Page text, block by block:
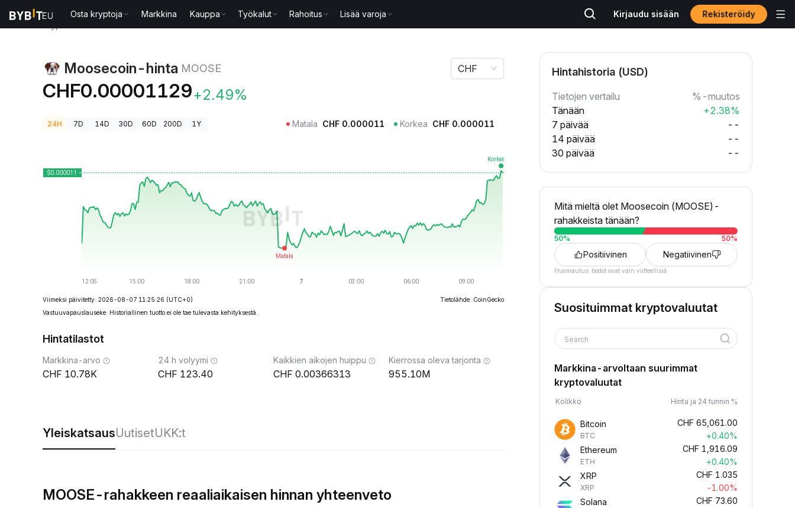
Osta kryptoja Markkina Kauppa Työkalut Rahoitus Lisää varoja Kirjaudu sisään Rekisteröidy
Moosecoin-hinta MOOSE
CHF0.00001129+2.49%
CHF
24H 7D 14D 30D 60D 200D 1Y Matala CHF 0.000011 Korkea CHF 0.000011
Viimeksi päivitetty: 2026-08-07 11:25:26 (UTC+0)
Tietolähde: CoinGecko
Vastuuvapauslauseke: Historiallinen tuotto ei ole tae tulevasta kehityksestä.
Hintatilastot
Markkina-arvo
10.78K
24 h volyymi
123.40
Kaikkien aikojen huippu
0.00366313
Kierrossa oleva tarjonta
955.10M
YleiskatsausUutisetUKK:t
MOOSE-rahakkeen reaaliaikaisen hinnan yhteenveto
Hintahistoria (USD)
Tietojen vertailu
%-muutos
Tänään
+2.38%
7 päivää
--
14 päivää
--
30 päivää
--
Mitä mieltä olet Moosecoin (MOOSE)-
rahakkeista tänään?
50% 50%
Positiivinen Negatiivinen
Huomautus: tiedot ovat vain viitteellisiä.
Suosituimmat kryptovaluutat
Search
Markkina-arvoltaan suurimmat
kryptovaluutat
Kolikko Hinta ja 24 tunnin %
Bitcoin
BTC
CHF 65,061.00
+0.40%
Ethereum
ETH
CHF 1,916.09
+0.40%
XRP
XRP
CHF 1.035
-1.00%
Solana
CHF 73.60